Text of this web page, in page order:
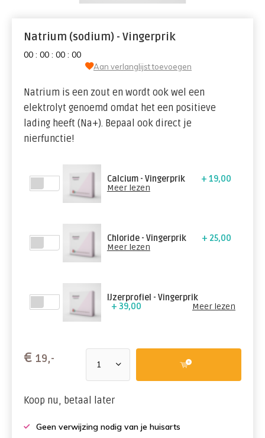
Natrium (sodium) - Vingerprik
00 : 00 : 00 : 00
Aan verlanglijst toevoegen
Natrium is een zout en wordt ook wel een
elektrolyt genoemd omdat het een positieve
lading heeft (Na+). Bepaal ook direct je
nierfunctie!
Calcium - Vingerprik
+ 19,00
Meer lezen
Chloride - Vingerprik
+ 25,00
Meer lezen
IJzerprofiel - Vingerprik
+ 39,00
Meer lezen
€ 19,-
Koop nu, betaal later
Geen verwijzing nodig van je huisarts